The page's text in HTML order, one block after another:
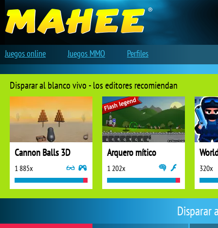
Disparar
Disparar al blanco vivo - los editores recomiendan
Cannon Balls 3D
1 885x
Arquero mítico
1 202x 320x
Juegos online Juegos MMO Perfiles